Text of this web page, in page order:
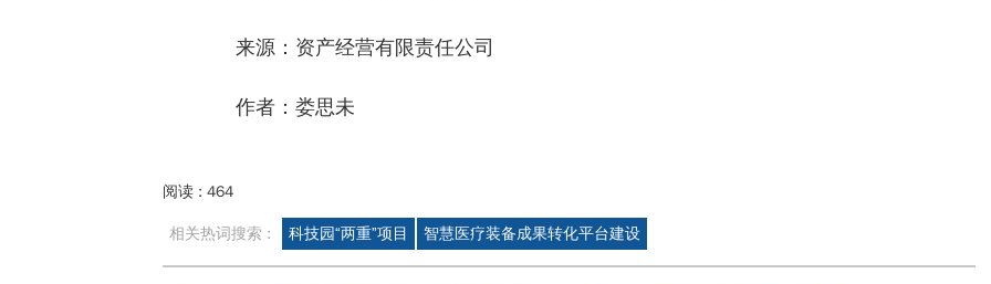
来源：资产经营有限责任公司
作者：娄思未
阅读 : 464
相关热词搜索 : 科技园“两重”项目 智慧医疗装备成果转化平台建设